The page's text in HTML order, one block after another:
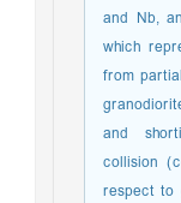
and Nb,
which
from
and
collision
respect